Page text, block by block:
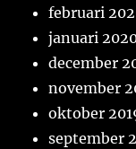
februari
januari
december
november
oktober
september